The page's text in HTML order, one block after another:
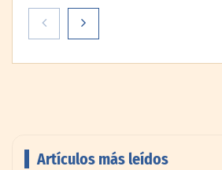
Artículos más leídos